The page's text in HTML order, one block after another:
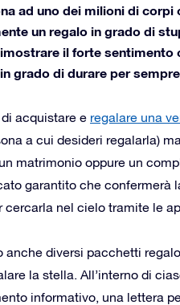
ad uno dei milioni di
un regalo in grado di
il forte sentimento
grado di durare per
acquistare e regalare una
a cui desideri regalarla)
matrimonio oppure un
garantito che confermerà
cercarla nel cielo tramite le
anche diversi pacchetti
la stella. All’interno di
informativo, una lettera